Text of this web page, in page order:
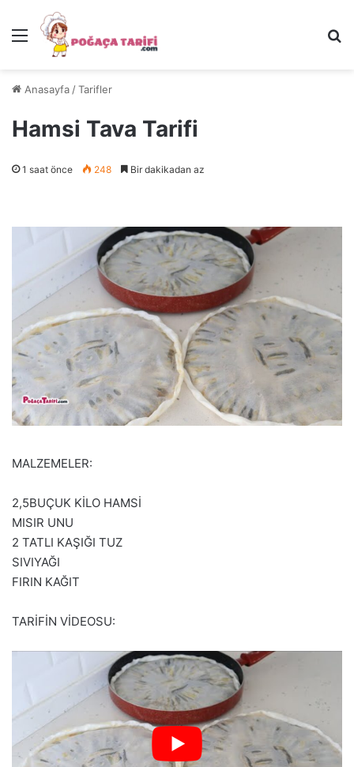
Menü
Anasayfa /Tarifler
Hamsi Tava Tarifi
1 saat önce 248 Bir dakikadan az
MALZEMELER:
2,5BUÇUK KİLO HAMSİ
MISIR UNU
2 TATLI KAŞIĞI TUZ
SIVIYAĞI
FIRIN KAĞIT
TARİFİN VİDEOSU: